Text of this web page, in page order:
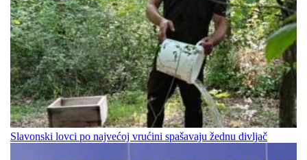
Slavonski lovci po najvećoj vrućini spašavaju žednu divljač